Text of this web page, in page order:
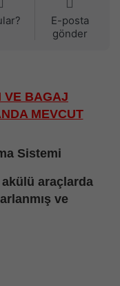
E-posta
gönder
VE BAGAJ
MEVCUT
Sistemi
akülü araçlarda
ve